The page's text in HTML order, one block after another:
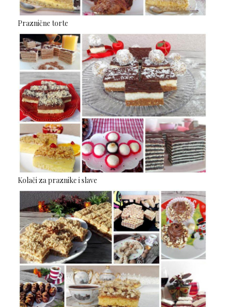
Praznične torte
Kolači za praznike i slave